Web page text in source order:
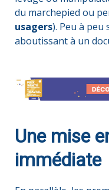
du marchepied ou
usagers). Peu à peu
aboutissant à un
Une mise
immédiate